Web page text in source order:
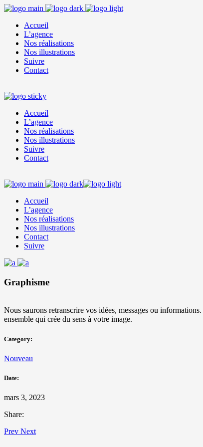
Accueil
L’agence
Nos réalisations
Nos illustrations
Suivre
Contact
Accueil
L’agence
Nos réalisations
Nos illustrations
Suivre
Contact
Accueil
L’agence
Nos réalisations
Nos illustrations
Contact
Suivre
Graphisme
Nous saurons retranscrire vos idées, messages ou informations.
ensemble qui crée du sens à votre image.
Category:
Nouveau
Date:
mars 3, 2023
Share:
Prev Next